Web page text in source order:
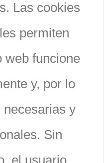
Las cookies
permiten
web funcione
y, por lo
necesarias y
Sin
el usuario